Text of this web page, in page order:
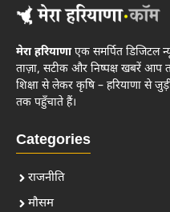
मेरा हरियाणाएक समर्पित डिजिटल
ताज़ा, सटीक और निष्पक्ष खबरें आप
शिक्षा से लेकर कृषि – हरियाणा से
तक पहुँचाते हैं।
Categories
राजनीति
मौसम